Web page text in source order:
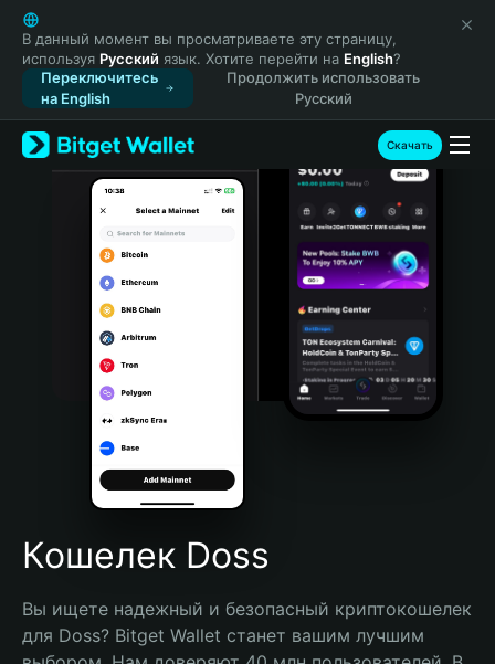
English
日本語
Tiếng Việt
Русский
Español (Latinoamérica)
Türkçe
Italiano
Português (Portugal)
Bahasa Indonesia
Português (Brasil)
Español (Argentina)
В данный момент вы просматриваете эту страницу,
используя Русский язык. Хотите перейти на English?
Переключитесь
на English
Продолжить использовать
Русский
Скачать
Кошелек Doss
Вы ищете надежный и безопасный криптокошелек
для Doss? Bitget Wallet станет вашим лучшим